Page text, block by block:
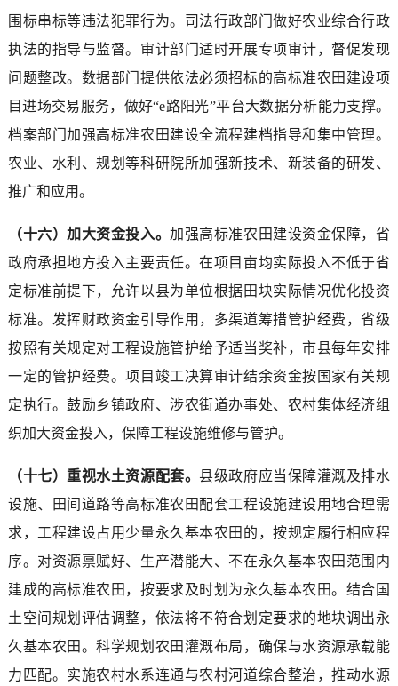
围标串标等违法犯罪行为。司法行政部门做好农业综合行政
执法的指导与监督。审计部门适时开展专项审计，督促发现
问题整改。数据部门提供依法必须招标的高标准农田建设项
目进场交易服务，做好“e路阳光”平台大数据分析能力支撑。
档案部门加强高标准农田建设全流程建档指导和集中管理。
农业、水利、规划等科研院所加强新技术、新装备的研发、
推广和应用。
（十六）加大资金投入。加强高标准农田建设资金保障，省
政府承担地方投入主要责任。在项目亩均实际投入不低于省
定标准前提下，允许以县为单位根据田块实际情况优化投资
标准。发挥财政资金引导作用，多渠道筹措管护经费，省级
按照有关规定对工程设施管护给予适当奖补，市县每年安排
一定的管护经费。项目竣工决算审计结余资金按国家有关规
定执行。鼓励乡镇政府、涉农街道办事处、农村集体经济组
织加大资金投入，保障工程设施维修与管护。
（十七）重视水土资源配套。 县级政府应当保障灌溉及排水
设施、田间道路等高标准农田配套工程设施建设用地合理需
求，工程建设占用少量永久基本农田的，按规定履行相应程
序。对资源禀赋好、生产潜能大、不在永久基本农田范围内
建成的高标准农田，按要求及时划为永久基本农田。结合国
土空间规划评估调整，依法将不符合划定要求的地块调出永
久基本农田。科学规划农田灌溉布局，确保与水资源承载能
力匹配。实施农村水系连通与农村河道综合整治，推动水源